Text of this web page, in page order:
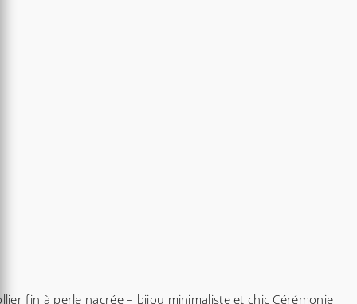
fin à perle nacrée – bijou minimaliste et chic Cérémonie